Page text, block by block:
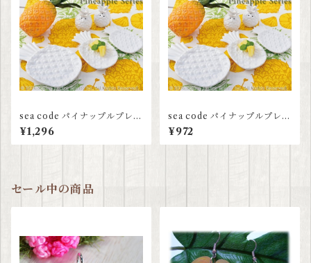
sea code パイナップルプレー
ト L
¥1,296
sea code パイナップルプレー
ト M
¥972
セール中の商品